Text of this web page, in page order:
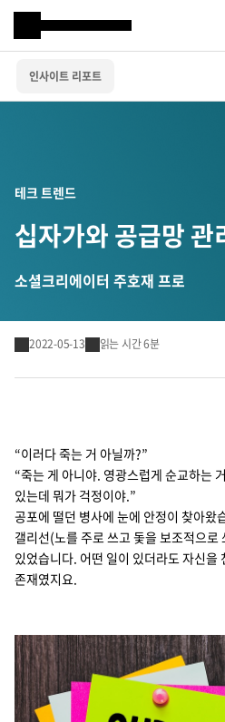
Samsung SDS
인사이트 리포트
IT서비스
디지털 혁신
Cello Square
디지털 물류 서비스
인사이트
인사이트 리포트
리소스
회사정보
테크 트렌드
십자가와 공급망 관
소셜크리에이터 주호재 프로
2022-05-13
읽는 시간 6분
“이러다 죽는 거 아닐까?”
“죽는 게 아니야. 영광스럽게 순교하는
있는데 뭐가 걱정이야.”
공포에 떨던 병사에 눈에 안정이 찾아왔
갤리선(노를 주로 쓰고 돛을 보조적으로
있었습니다. 어떤 일이 있더라도 자신을
존재였지요.